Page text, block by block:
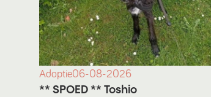
Adoptie06-08-2026
** SPOED ** Toshio